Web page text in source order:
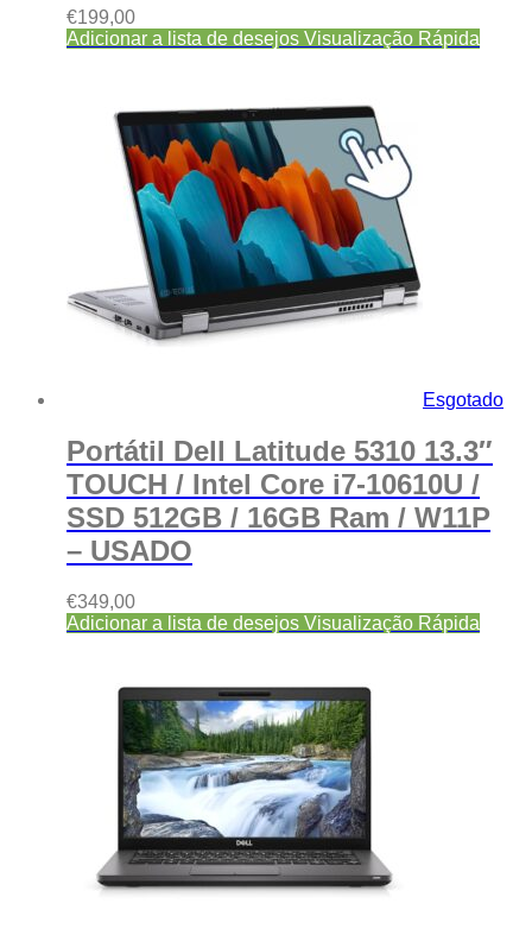
€199,00
Adicionar a lista de desejos Visualização Rápida
Esgotado
Portátil Dell Latitude 5310 13.3″
TOUCH / Intel Core i7-10610U /
SSD 512GB / 16GB Ram / W11P
– USADO
€349,00
Adicionar a lista de desejos Visualização Rápida